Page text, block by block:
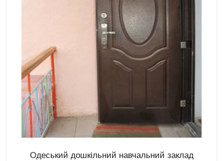
Одеський дошкільний навчальний заклад